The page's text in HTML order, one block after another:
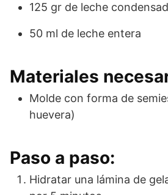
125 gr de leche
50 ml de leche entera
Materiales
Molde con forma de
huevera)
Paso a paso:
Hidratar una lámina de